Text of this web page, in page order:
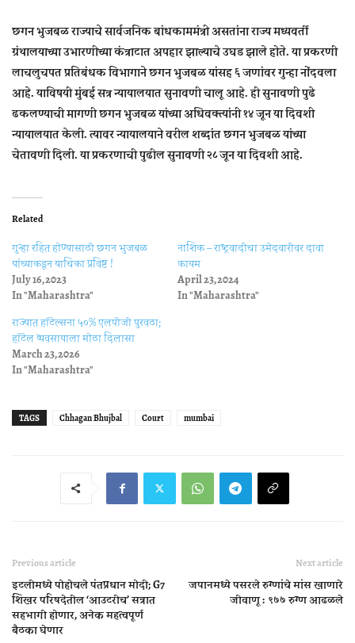
छगन भुजबळ राज्‍याचे सार्वजनिक बांधकाममंत्री असतांना राज्‍य मध्‍यवर्ती
ग्रंथालयाच्‍या उभारणीच्‍या कंत्राटात अपहार झाल्‍याचे उघड झाले होते. या प्रकरणी
लाचलुचपत प्रतिबंधक विभागाने छगन भुजबळ यांसह ६ जणांवर गुन्‍हा नोंदवला
आहे. याविषयी मुंबई सत्र न्‍यायालयात सुनावणी चालू आहे. ही सुनावणी पुढे
ढकलण्‍याची मागणी छगन भुजबळ यांच्‍या अधिवक्‍त्‍यांनी १४ जून या दिवशी
न्‍यायालयात केली. त्‍यावर न्‍यायालयाने वरील शब्‍दांत छगन भुजबळ यांच्‍या
चेतावणी दिली. या प्रकरणाची पुढील सुनावणी २८ जून या दिवशी आहे.
Related
गुन्हा रहित होण्यासाठी छगन भुजबळ
यांच्याकडून याचिका प्रविष्ट !
July 16, 2023
In "Maharashtra"
नाशिक – राष्ट्रवादीचा उमेदवारीवर दावा
कायम
April 23, 2024
In "Maharashtra"
राज्यात हॉटेल्सना ५०% एलपीजी पुरवठा;
हॉटेल व्यवसायाला मोठा दिलासा
March 23, 2026
In "Maharashtra"
TAGS Chhagan Bhujbal Court mumbai
Previous article
इटलीमध्ये पोहोचले पंतप्रधान मोदी; G7
शिखर परिषदेतील ‘आउटरीच’ सत्रात
सहभागी होणार, अनेक महत्वपूर्ण
बैठका घेणार
Next article
जपानमध्ये पसरले रुग्णांचे मांस खाणारे
जीवाणू : ९७७ रुग्ण आढळले